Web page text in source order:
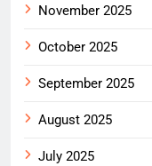
November 2025
October 2025
September 2025
August 2025
July 2025